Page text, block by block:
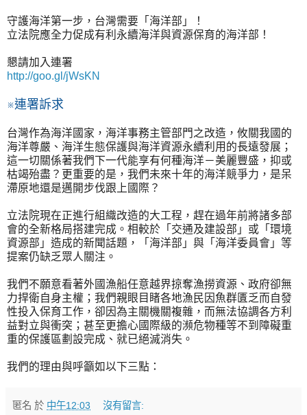
守護海洋第一步，台灣需要「海洋部」！
立法院應全力促成有利永續海洋與資源保育的海洋部！
懇請加入連署
http://goo.gl/jWsKN
※連署訴求
台灣作為海洋國家，海洋事務主管部門之改造，攸關我國的
海洋尊嚴、海洋生態保護與海洋資源永續利用的長遠發展；
這一切關係著我們下一代能享有何種海洋－美麗豐盛，抑或
枯竭殆盡？更重要的是，我們未來十年的海洋競爭力，是呆
滯原地還是邁開步伐跟上國際？
立法院現在正進行組織改造的大工程，趕在過年前將諸多部
會的全新格局搭建完成。相較於「交通及建設部」或「環境
資源部」造成的新聞話題，「海洋部」與「海洋委員會」等
提案仍缺乏眾人關注。
我們不願意看著外國漁船任意越界掠奪漁撈資源、政府卻無
力捍衛自身主權；我們親眼目睹各地漁民因魚群匱乏而自發
性投入保育工作，卻因為主關機關複雜，而無法協調各方利
益對立與衝突；甚至更擔心國際級的瀕危物種等不到障礙重
重的保護區劃設完成、就已絕滅消失。
我們的理由與呼籲如以下三點：
匿名 於 中午12:03 沒有留言: